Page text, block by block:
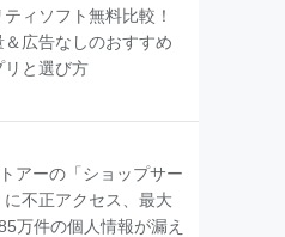
ティソフト無料比較！
＆広告なしのおすすめ
リと選び方
アーの「ショップサー
に不正アクセス、最大
万件の個人情報が漏え